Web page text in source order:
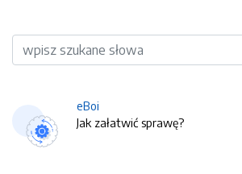
Wyszukiwarka
eBoi
Jak załatwić sprawę?